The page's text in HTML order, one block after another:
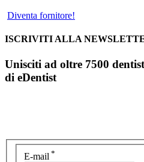
Diventa fornitore!
ISCRIVITI ALLA
Unisciti ad oltre 7500
di eDentist
E-mail *